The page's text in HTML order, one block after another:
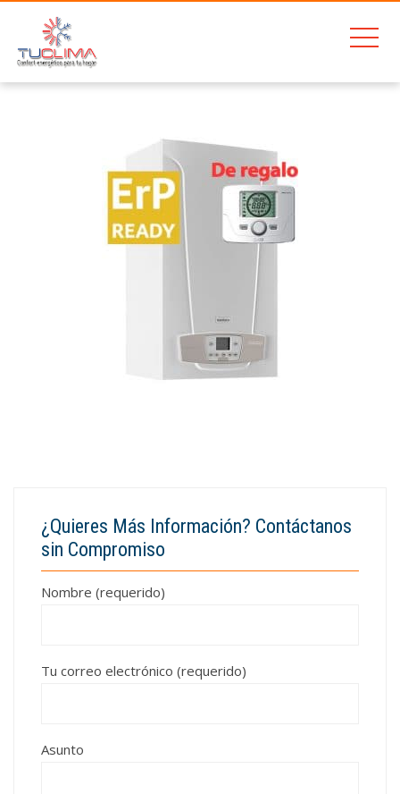
¿Quieres Más Información? Contáctanos
sin Compromiso
Nombre (requerido)
Tu correo electrónico (requerido)
Asunto